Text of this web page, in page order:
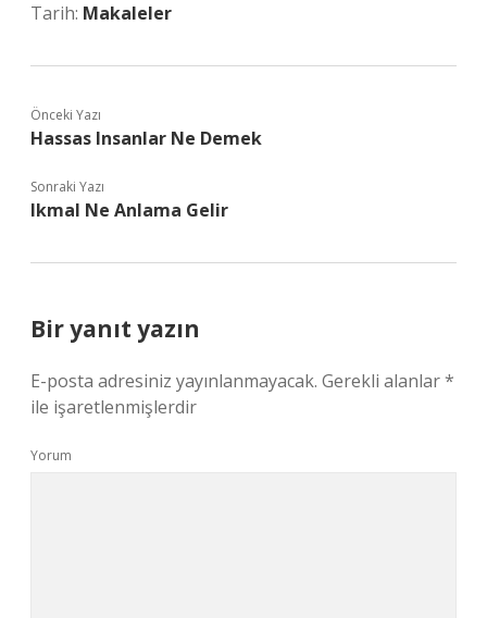
Tarih: Makaleler
Önceki Yazı
Hassas Insanlar Ne Demek
Sonraki Yazı
Ikmal Ne Anlama Gelir
Bir yanıt yazın
E-posta adresiniz yayınlanmayacak. Gerekli alanlar*
ile işaretlenmişlerdir
Yorum